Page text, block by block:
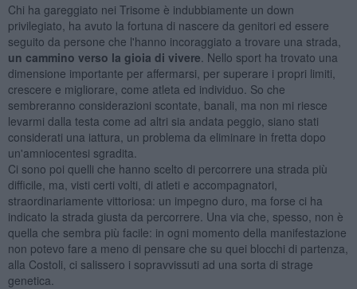
Chi ha gareggiato nei Trisome è indubbiamente un down
privilegiato, ha avuto la fortuna di nascere da genitori ed essere
seguito da persone che l'hanno incoraggiato a trovare una strada,
un cammino verso la gioia di vivere . Nello sport ha trovato una
dimensione importante per affermarsi, per superare i propri limiti,
crescere e migliorare, come atleta ed individuo. So che
sembreranno considerazioni scontate, banali, ma non mi riesce
levarmi dalla testa come ad altri sia andata peggio, siano stati
considerati una iattura, un problema da eliminare in fretta dopo
un'amniocentesi sgradita.
Ci sono poi quelli che hanno scelto di percorrere una strada più
difficile, ma, visti certi volti, di atleti e accompagnatori,
straordinariamente vittoriosa: un impegno duro, ma forse ci ha
indicato la strada giusta da percorrere. Una via che, spesso, non è
quella che sembra più facile: in ogni momento della manifestazione
non potevo fare a meno di pensare che su quei blocchi di partenza,
alla Costoli, ci salissero i sopravvissuti ad una sorta di strage
genetica.